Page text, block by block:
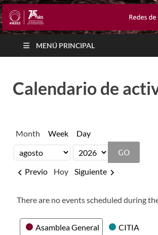
MENÚ PRINCIPAL
Calendario de
Month Week Day
Month
Year
Previo
Hoy Siguiente
There are no events scheduled during
CategoriesAsamblea General
CITIA